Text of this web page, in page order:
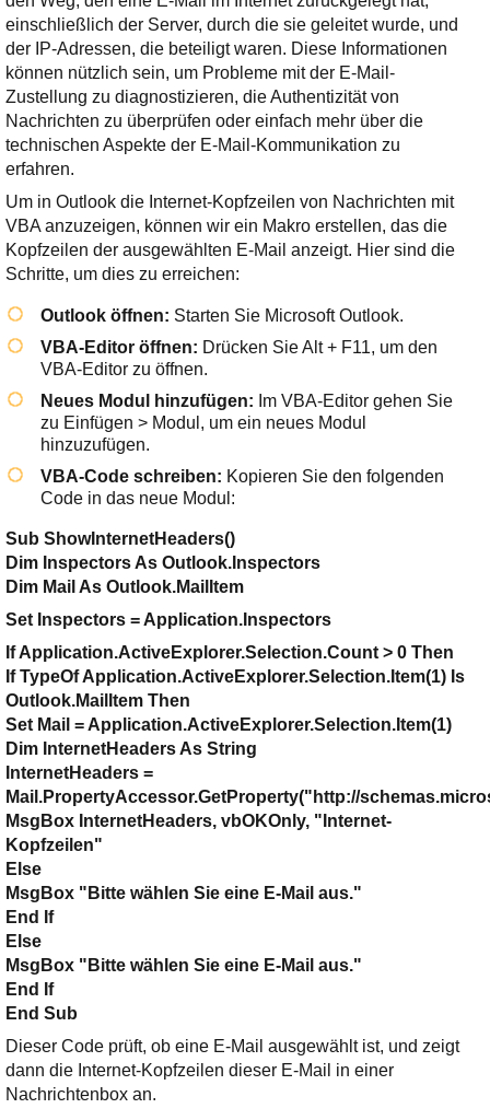
einschließlich der Server, durch die sie geleitet wurde, und
der IP-Adressen, die beteiligt waren. Diese Informationen
können nützlich sein, um Probleme mit der E-Mail-
Zustellung zu diagnostizieren, die Authentizität von
Nachrichten zu überprüfen oder einfach mehr über die
technischen Aspekte der E-Mail-Kommunikation zu
erfahren.
Um in Outlook die Internet-Kopfzeilen von Nachrichten mit
VBA anzuzeigen, können wir ein Makro erstellen, das die
Kopfzeilen der ausgewählten E-Mail anzeigt. Hier sind die
Schritte, um dies zu erreichen:
Outlook öffnen: Starten Sie Microsoft Outlook.
VBA-Editor öffnen: Drücken SieAlt + F11, um den
VBA-Editor zu öffnen.
Neues Modul hinzufügen: Im VBA-Editor gehen Sie
zu Einfügen > Modul , um ein neues Modul
hinzuzufügen.
VBA-Code schreiben: Kopieren Sie den folgenden
Code in das neue Modul:
Sub ShowInternetHeaders()
Dim Inspectors As Outlook.Inspectors
Dim Mail As Outlook.MailItem
Set Inspectors = Application.Inspectors
If Application.ActiveExplorer.Selection.Count > 0 Then
If TypeOf Application.ActiveExplorer.Selection.Item(1) Is
Outlook.MailItem Then
Set Mail = Application.ActiveExplorer.Selection.Item(1)
Dim InternetHeaders As String
InternetHeaders =
Mail.PropertyAccessor.GetProperty("http://
MsgBox InternetHeaders, vbOKOnly, "Internet-
Kopfzeilen"
Else
MsgBox "Bitte wählen Sie eine E-Mail aus."
End If
Else
MsgBox "Bitte wählen Sie eine E-Mail aus."
End If
End Sub
Dieser Code prüft, ob eine E-Mail ausgewählt ist, und zeigt
dann die Internet-Kopfzeilen dieser E-Mail in einer
Nachrichtenbox an.
E-Mail bestätigen